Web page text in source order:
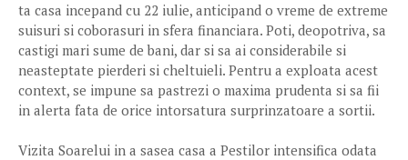
ta casa incepand cu 22 iulie, anticipand o vreme de extreme
suisuri si coborasuri in sfera financiara. Poti, deopotriva, sa
castigi mari sume de bani, dar si sa ai considerabile si
neasteptate pierderi si cheltuieli. Pentru a exploata acest
context, se impune sa pastrezi o maxima prudenta si sa fii
in alerta fata de orice intorsatura surprinzatoare a sortii.
Vizita Soarelui in a sasea casa a Pestilor intensifica odata